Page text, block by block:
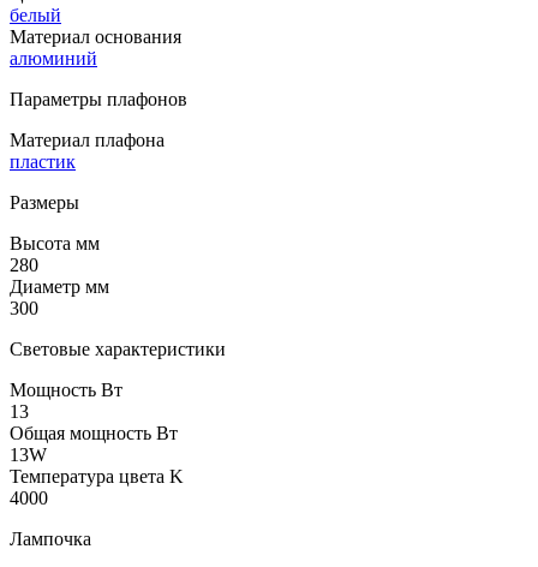
белый
Материал основания
алюминий
Параметры плафонов
Материал плафона
пластик
Размеры
Высота мм
280
Диаметр мм
300
Световые характеристики
Мощность Вт
13
Общая мощность Вт
13W
Температура цвета K
4000
Лампочка